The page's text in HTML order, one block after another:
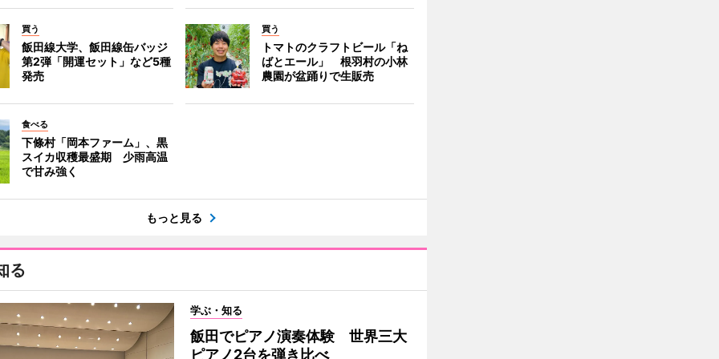
買う
飯田線大学、飯田線缶バッジ
第2弾「開運セット」など5種
発売
買う
トマトのクラフトビール「ね
ばとエール」 根羽村の小林
農園が盆踊りで生販売
食べる
下條村「岡本ファーム」、黒
スイカ収穫最盛期 少雨高温
で甘み強く
もっと見る
る
学ぶ・知る
飯田でピアノ演奏体験 世界三大
ピアノ2台を弾き比べ